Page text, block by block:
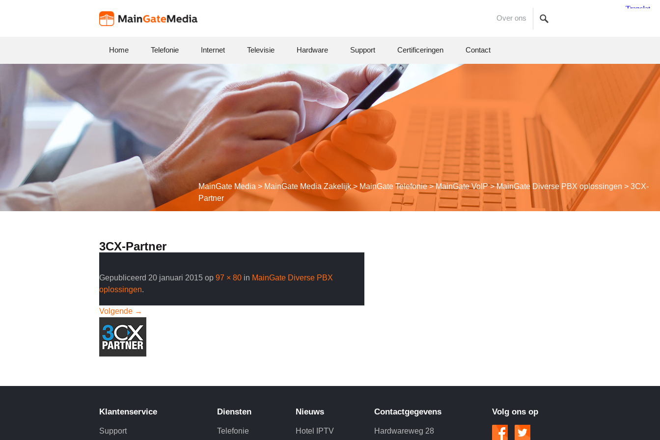
Over ons
Home Telefonie Internet Televisie Hardware Support Certificeringen Contact
MainGate Media > MainGate Media Zakelijk> MainGateTelefonie>MainGateVoIP>MainGateDiverse PBX oplossingen > 3CX-
Partner
3CX-Partner
Gepubliceerd 20 januari 2015 op 97 × 80 in MainGate Diverse PBX
oplossingen.
Volgende →
Klantenservice
Support
Diensten
Telefonie
Nieuws
Hotel IPTV
Contactgegevens
Hardwareweg 28
Volg ons op